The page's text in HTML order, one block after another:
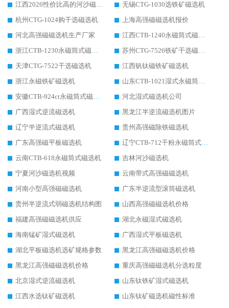
江西2026性价比高的河沙磁选机生产厂家工作原理(通俗 + 专业双版，适配产品文案/介绍使用)
无锡CTG-1030选铁矿磁选机
杭州CTG-1024购干选磁选机
上海高强磁磁选机报价
河北高强磁磁选机生产厂家
江西CTB-1240永磁筒式磁选机厂家
浙江CTB-1230永磁筒式磁选机生产厂家
苏州CTG-7526铁矿干选磁选机
天津CTG-7522干选磁选机
江西钒钛磁铁矿磁选机
浙江永磁铁矿磁选机
山东CTB-1021湿式永磁筒式磁选机
安徽CTB-924ct永磁筒式磁选机
河北湿式磁选机公司
广西湿式逆流磁选机
黑龙江半逆流磁选机图片
辽宁半逆流式磁选机
贵州高强磁除铁磁选机
广东高强磁平板磁选机
辽宁CTB-712干粉永磁筒式磁选机
云南CTB-618永磁筒式磁选机
吉林河沙磁选机
宁夏河沙磁选机视频
云南带式高强磁磁选机
河南小型高强磁磁选机
广东半逆流型滚筒磁选机
贵州半逆流式弱磁选机结构图
山西高强磁磁选机价格
福建高强磁磁选机供应
湖北永磁湿式磁选机
海南锰矿湿式磁选机
广西湿式平板磁选机
湖北平板磁选机选矿规格参数
黑龙江高强磁磁选机价格
黑龙江高强磁磁选机价格
重庆高强磁磁选机分选粒度
北京湿式逆流磁选机
山东钛铁矿湿式磁选机
江西水选钛矿磁选机
山东钛矿磁选机磁性标准